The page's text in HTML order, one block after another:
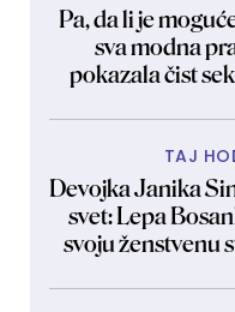
Pa, da li je
sva modna
pokazala čist
TAJ
Devojka Janika
svet: Lepa
svoju ženstvenu